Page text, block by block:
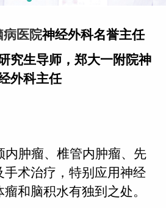
病医院神经外科名誉主任
究生导师，郑大一附院神
外科主任
内肿瘤、椎管内肿瘤、先
手术治疗，特别应用神经
和脑积水有独到之处。